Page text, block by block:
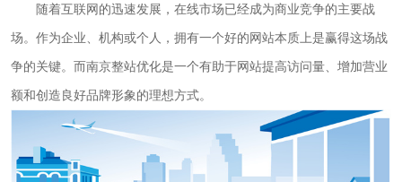
随着互联网的迅速发展，在线市场已经成为商业竞争的主要战
场。作为企业、机构或个人，拥有一个好的网站本质上是赢得这场战
争的关键。而南京整站优化是一个有助于网站提高访问量、增加营业
额和创造良好品牌形象的理想方式。